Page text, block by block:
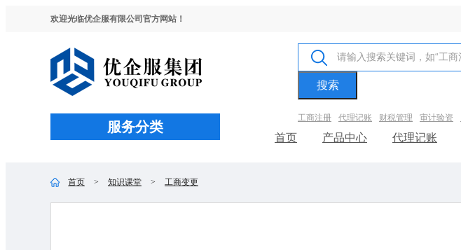
欢迎光临优企服有限公司官方网站！
工商注册 代理记账 财税管理 审计验资
服务分类
首页 产品中心 代理记账
首页 > 知识课堂 > 工商变更